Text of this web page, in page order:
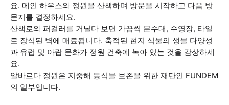
요. 메인 하우스와 정원을 산책하며 방문을 시작하고 다음 방
문지를 결정하세요.
산책로와 퍼걸러를 거닐다 보면 가끔씩 분수대, 수영장, 타일
로 장식된 벽에 매료됩니다. 축적된 현지 식물의 생물 다양성
과 유럽 및 아랍 문화가 정원 건축에 녹아 있는 것을 감상하세
요.
알바르다 정원은 지중해 동식물 보존을 위한 재단인 FUNDEM
의 일부입니다.